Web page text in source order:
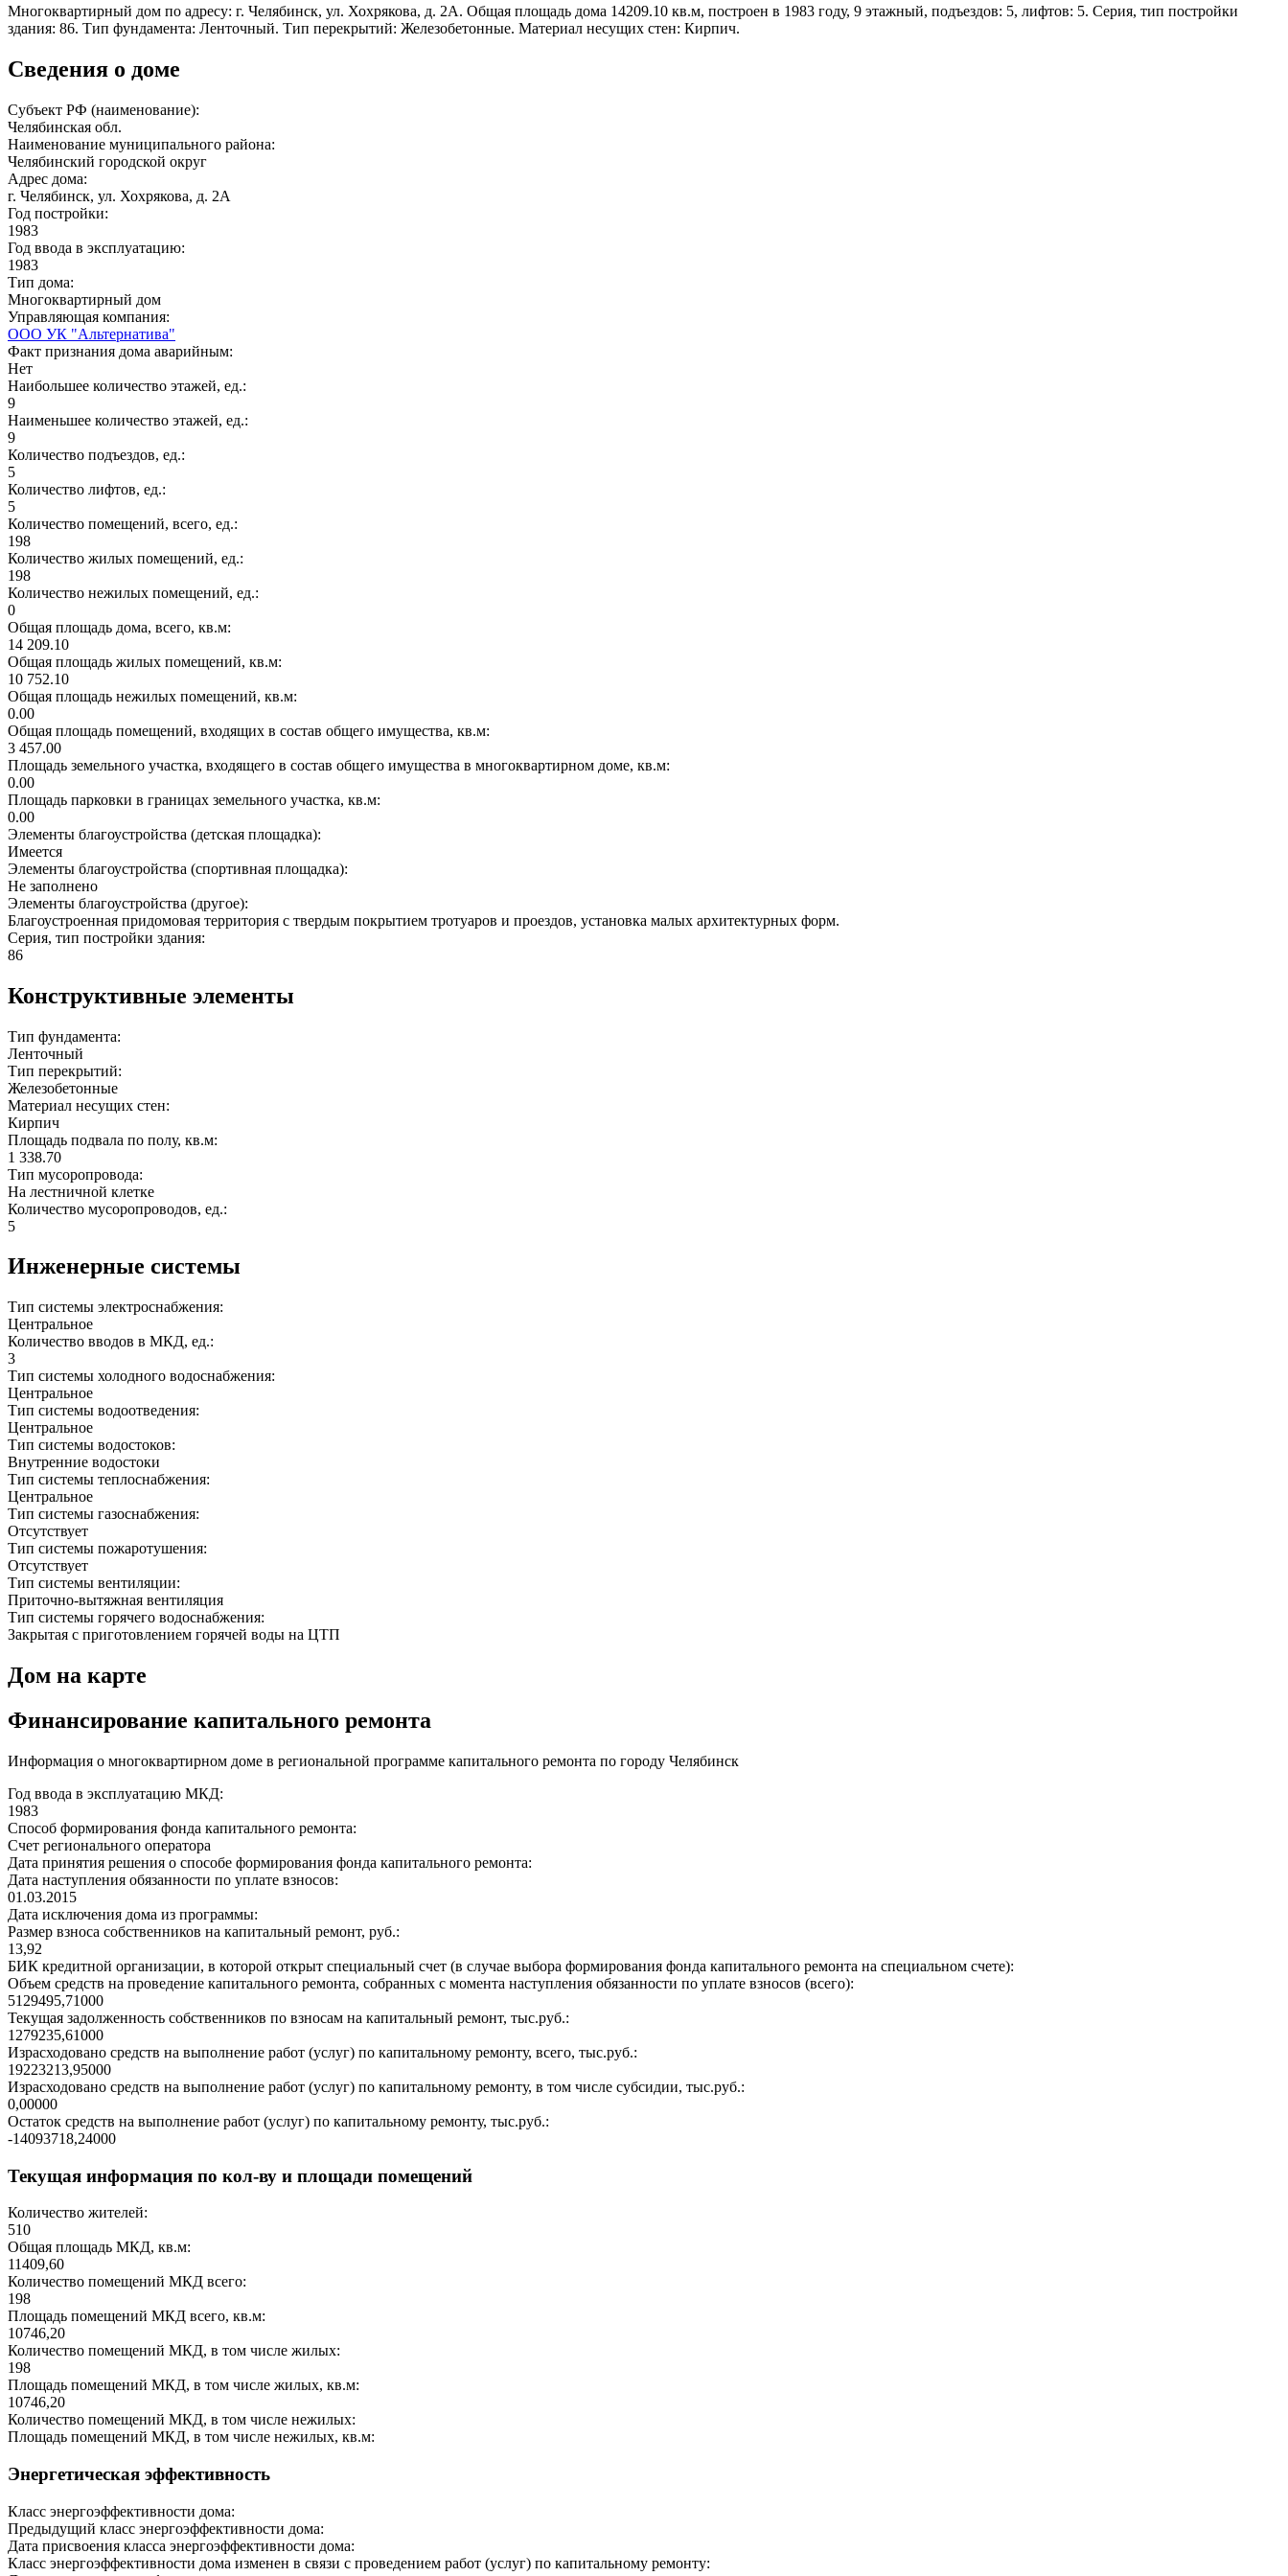
Многоквартирный дом по адресу: г. Челябинск, ул. Хохрякова, д. 2А. Общая площадь дома 14209.10 кв.м, построен в 1983 году, 9 этажный, подъездов: 5, лифтов: 5. Серия, тип постройки
здания: 86. Тип фундамента: Ленточный. Тип перекрытий: Железобетонные. Материал несущих стен: Кирпич.
Сведения о доме
Субъект РФ (наименование):
Челябинская обл.
Наименование муниципального района:
Челябинский городской округ
Адрес дома:
г. Челябинск, ул. Хохрякова, д. 2А
Год постройки:
1983
Год ввода в эксплуатацию:
1983
Тип дома:
Многоквартирный дом
Управляющая компания:
ООО УК "Альтернатива"
Факт признания дома аварийным:
Нет
Наибольшее количество этажей, ед.:
9
Наименьшее количество этажей, ед.:
9
Количество подъездов, ед.:
5
Количество лифтов, ед.:
5
Количество помещений, всего, ед.:
198
Количество жилых помещений, ед.:
198
Количество нежилых помещений, ед.:
0
Общая площадь дома, всего, кв.м:
14 209.10
Общая площадь жилых помещений, кв.м:
10 752.10
Общая площадь нежилых помещений, кв.м:
0.00
Общая площадь помещений, входящих в состав общего имущества, кв.м:
3 457.00
Площадь земельного участка, входящего в состав общего имущества в многоквартирном доме, кв.м:
0.00
Площадь парковки в границах земельного участка, кв.м:
0.00
Элементы благоустройства (детская площадка):
Имеется
Элементы благоустройства (спортивная площадка):
Не заполнено
Элементы благоустройства (другое):
Благоустроенная придомовая территория с твердым покрытием тротуаров и проездов, установка малых архитектурных форм.
Серия, тип постройки здания:
86
Конструктивные элементы
Тип фундамента:
Ленточный
Тип перекрытий:
Железобетонные
Материал несущих стен:
Кирпич
Площадь подвала по полу, кв.м:
1 338.70
Тип мусоропровода:
На лестничной клетке
Количество мусоропроводов, ед.:
5
Инженерные системы
Тип системы электроснабжения:
Центральное
Количество вводов в МКД, ед.:
3
Тип системы холодного водоснабжения:
Центральное
Тип системы водоотведения:
Центральное
Тип системы водостоков:
Внутренние водостоки
Тип системы теплоснабжения:
Центральное
Тип системы газоснабжения:
Отсутствует
Тип системы пожаротушения:
Отсутствует
Тип системы вентиляции:
Приточно-вытяжная вентиляция
Тип системы горячего водоснабжения:
Закрытая с приготовлением горячей воды на ЦТП
Дом на карте
Финансирование капитального ремонта
Информация о многоквартирном доме в региональной программе капитального ремонта по городу Челябинск
Год ввода в эксплуатацию МКД:
1983
Способ формирования фонда капитального ремонта:
Счет регионального оператора
Дата принятия решения о способе формирования фонда капитального ремонта:
Дата наступления обязанности по уплате взносов:
01.03.2015
Дата исключения дома из программы:
Размер взноса собственников на капитальный ремонт, руб.:
13,92
БИК кредитной организации, в которой открыт специальный счет (в случае выбора формирования фонда капитального ремонта на специальном счете):
Объем средств на проведение капитального ремонта, собранных с момента наступления обязанности по уплате взносов (всего):
5129495,71000
Текущая задолженность собственников по взносам на капитальный ремонт, тыс.руб.:
1279235,61000
Израсходовано средств на выполнение работ (услуг) по капитальному ремонту, всего, тыс.руб.:
19223213,95000
Израсходовано средств на выполнение работ (услуг) по капитальному ремонту, в том числе субсидии, тыс.руб.:
0,00000
Остаток средств на выполнение работ (услуг) по капитальному ремонту, тыс.руб.:
-14093718,24000
Текущая информация по кол-ву и площади помещений
Количество жителей:
510
Общая площадь МКД, кв.м:
11409,60
Количество помещений МКД всего:
198
Площадь помещений МКД всего, кв.м:
10746,20
Количество помещений МКД, в том числе жилых:
198
Площадь помещений МКД, в том числе жилых, кв.м:
10746,20
Количество помещений МКД, в том числе нежилых:
Площадь помещений МКД, в том числе нежилых, кв.м:
Энергетическая эффективность
Класс энергоэффективности дома:
Предыдущий класс энергоэффективности дома:
Дата присвоения класса энергоэффективности дома:
Класс энергоэффективности дома изменен в связи с проведением работ (услуг) по капитальному ремонту: